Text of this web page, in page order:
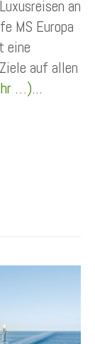
an
MS Europa
eine
auf allen
…)...